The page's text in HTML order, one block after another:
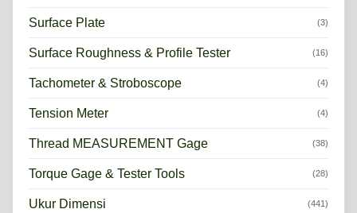
Surface Plate (3)
Surface Roughness & Profile Tester (16)
Tachometer & Stroboscope (4)
Tension Meter (4)
Thread MEASUREMENT Gage (38)
Torque Gage & Tester Tools (28)
Ukur Dimensi (441)